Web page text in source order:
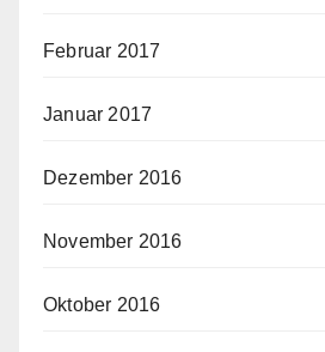
Februar 2017
Januar 2017
Dezember 2016
November 2016
Oktober 2016